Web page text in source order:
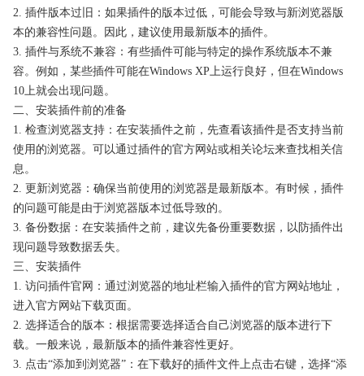
2. 插件版本过旧：如果插件的版本过低，可能会导致与新浏览器版
本的兼容性问题。因此，建议使用最新版本的插件。
3. 插件与系统不兼容：有些插件可能与特定的操作系统版本不兼
容。例如，某些插件可能在Windows XP上运行良好，但在Windows
10上就会出现问题。
二、安装插件前的准备
1. 检查浏览器支持：在安装插件之前，先查看该插件是否支持当前
使用的浏览器。可以通过插件的官方网站或相关论坛来查找相关信
息。
2. 更新浏览器：确保当前使用的浏览器是最新版本。有时候，插件
的问题可能是由于浏览器版本过低导致的。
3. 备份数据：在安装插件之前，建议先备份重要数据，以防插件出
现问题导致数据丢失。
三、安装插件
1. 访问插件官网：通过浏览器的地址栏输入插件的官方网站地址，
进入官方网站下载页面。
2. 选择适合的版本：根据需要选择适合自己浏览器的版本进行下
载。一般来说，最新版本的插件兼容性更好。
3. 点击“添加到浏览器”：在下载好的插件文件上点击右键，选择“添